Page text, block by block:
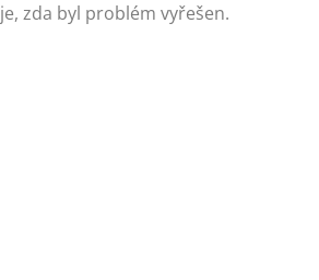
zda byl problém vyřešen.